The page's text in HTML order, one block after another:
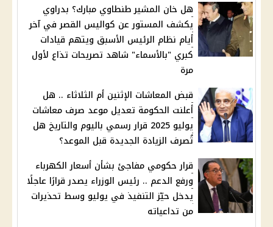
هل خان المشير طنطاوي مبارك؟ بدراوي
يكشف المستور عن كواليس القصر في آخر
أيام نظام الرئيس الأسبق ويتهم قيادات
كبري "بالأسماء" شاهد تصريحات تذاع لأول
مرة
قبض المعاشات الإثنين أم الثلاثاء .. هل
أعلنت الحكومة تعديل موعد صرف معاشات
يوليو 2025 قرار رسمي باليوم والتاريخ هل
تُصرف الزيادة الجديدة قبل الموعد؟
قرار حكومي مفاجئ بشأن أسعار الكهرباء
ورفع الدعم .. رئيس الوزراء يصدر قرارًا عاجلًا
يدخل حيّز التنفيذ في يوليو وسط تحذيرات
من تداعياته